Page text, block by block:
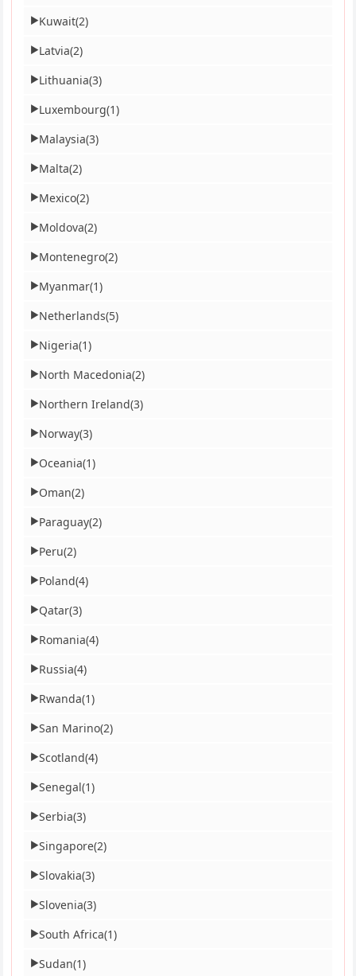
▶Kuwait(2)
▶Latvia(2)
▶Lithuania(3)
▶Luxembourg(1)
▶Malaysia(3)
▶Malta(2)
▶Mexico(2)
▶Moldova(2)
▶Montenegro(2)
▶Myanmar(1)
▶Netherlands(5)
▶Nigeria(1)
▶North Macedonia(2)
▶Northern Ireland(3)
▶Norway(3)
▶Oceania(1)
▶Oman(2)
▶Paraguay(2)
▶Peru(2)
▶Poland(4)
▶Qatar(3)
▶Romania(4)
▶Russia(4)
▶Rwanda(1)
▶San Marino(2)
▶Scotland(4)
▶Senegal(1)
▶Serbia(3)
▶Singapore(2)
▶Slovakia(3)
▶Slovenia(3)
▶South Africa(1)
▶Sudan(1)